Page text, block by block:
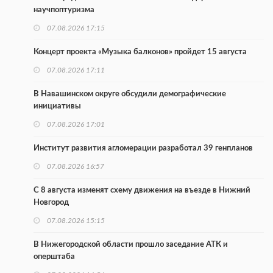
научпоптуризма
07.08.2026 17:15
Концерт проекта «Музыка балконов» пройдет 15 августа
07.08.2026 17:11
В Навашинском округе обсудили демографические
инициативы
07.08.2026 17:01
Институт развития агломерации разработал 39 генпланов
07.08.2026 16:57
С 8 августа изменят схему движения на въезде в Нижний
Новгород
07.08.2026 15:15
В Нижегородской области прошло заседание АТК и
оперштаба